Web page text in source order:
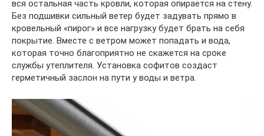
вся остальная часть кровли, которая опирается на стену.
Без подшивки сильный ветер будет задувать прямо в
кровельный «пирог» и все нагрузку будет брать на себя
покрытие. Вместе с ветром может попадать и вода,
которая точно благоприятно не скажется на сроке
службы утеплителя. Установка софитов создаст
герметичный заслон на пути у воды и ветра.